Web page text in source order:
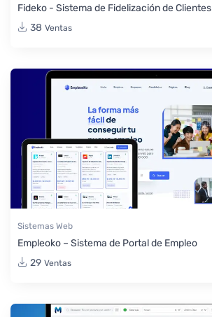
Fideko - Sistema de Fidelización de Clientes
38 Ventas
Sistemas Web
Empleoko – Sistema de Portal de Empleo
29 Ventas